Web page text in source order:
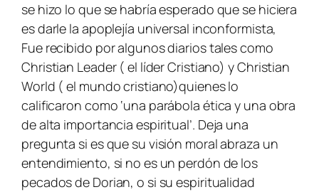
se hizo lo que se habría esperado que se hiciera
es darle la apoplejía universal inconformista,
Fue recibido por algunos diarios tales como
Christian Leader ( el líder Cristiano) yChristian
World ( el mundo cristiano)quienes lo
calificaron como ‘una parábola ética y una obra
de alta importancia espiritual’. Deja una
pregunta si es que su visión moral abraza un
entendimiento, si no es un perdón de los
pecados de Dorian, o si su espiritualidad